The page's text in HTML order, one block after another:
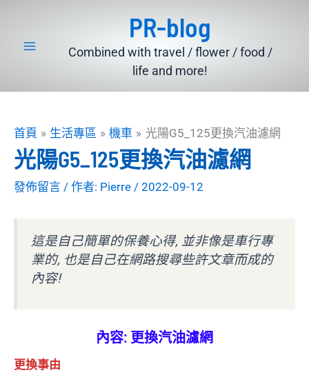
PR-blog
Combined with travel / flower / food /
life and more!
首頁 生活專區 機車 光陽G5_125更換汽油濾網
光陽G5_125更換汽油濾網
發佈留言 / 作者: Pierre / 2022-09-12
這是自己簡單的保養心得, 並非像是車行專
業的, 也是自己在網路搜尋些許文章而成的
內容!
內容: 更換汽油濾網
更換事由